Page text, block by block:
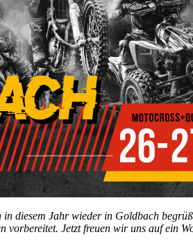
in diesem Jahr wieder in Goldbach
vorbereitet. Jetzt freuen wir uns auf ein